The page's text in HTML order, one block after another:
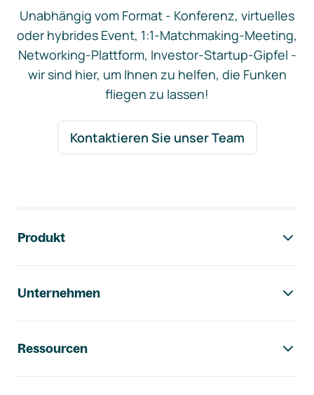
Unabhängig vom Format - Konferenz, virtuelles
oder hybrides Event, 1:1-Matchmaking-Meeting,
Networking-Plattform, Investor-Startup-Gipfel -
wir sind hier, um Ihnen zu helfen, die Funken
fliegen zu lassen!
Kontaktieren Sie unser Team
Produkt
Unternehmen
Ressourcen